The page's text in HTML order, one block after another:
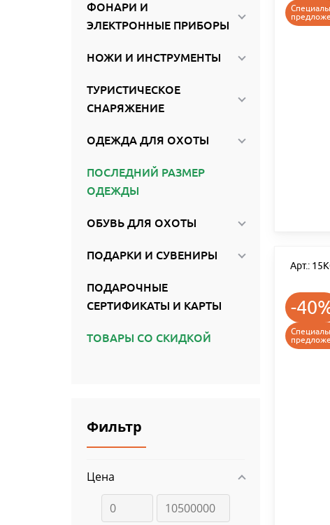
ФОНАРИ И
ЭЛЕКТРОННЫЕ ПРИБОРЫ
НОЖИ И ИНСТРУМЕНТЫ
ТУРИСТИЧЕСКОЕ
СНАРЯЖЕНИЕ
ОДЕЖДА ДЛЯ ОХОТЫ
ПОСЛЕДНИЙ РАЗМЕР
ОДЕЖДЫ
ОБУВЬ ДЛЯ ОХОТЫ
ПОДАРКИ И СУВЕНИРЫ
ПОДАРОЧНЫЕ
СЕРТИФИКАТЫ И КАРТЫ
ТОВАРЫ СО СКИДКОЙ
Фильтр
Цена
Арт.:
-